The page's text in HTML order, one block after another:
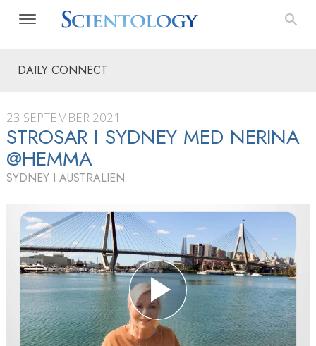
DAILY CONNECT
23 SEPTEMBER 2021
STROSAR I SYDNEY MED NERINA
@HEMMA
SYDNEY I AUSTRALIEN